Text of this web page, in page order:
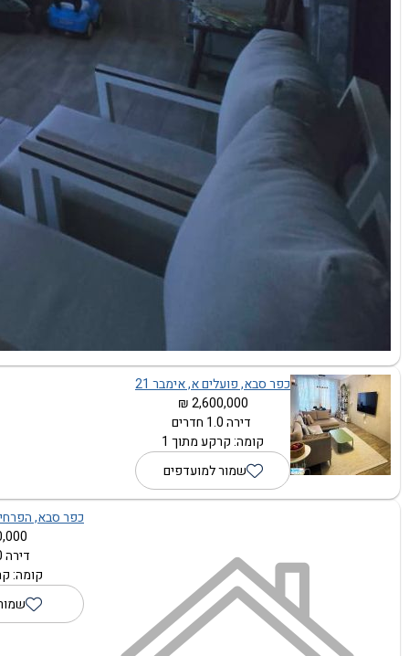
כפר סבא, פועלים א, אימבר 21
2,600,000 ₪
דירה 1.0 חדרים
קומה: קרקע מתוך 1
שמור למועדפים
כפר סבא,
₪
דירה 1.0 חדרים
קומה: